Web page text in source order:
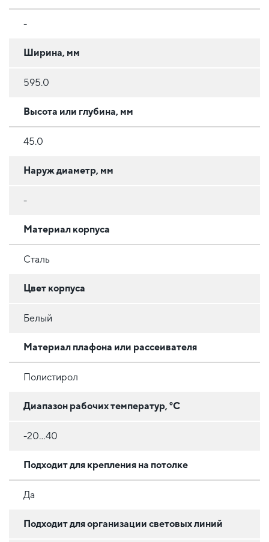
-
Ширина, мм
595.0
Высота или глубина, мм
45.0
Наруж диаметр, мм
-
Материал корпуса
Сталь
Цвет корпуса
Белый
Материал плафона или рассеивателя
Полистирол
Диапазон рабочих температур, °C
-20...40
Подходит для крепления на потолке
Да
Подходит для организации световых линий